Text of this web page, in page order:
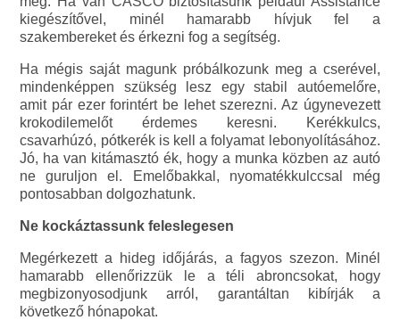
kiegészítővel, minél hamarabb hívjuk fel a
szakembereket és érkezni fog a segítség.
Ha mégis saját magunk próbálkozunk meg a cserével,
mindenképpen szükség lesz egy stabil autóemelőre,
amit pár ezer forintért be lehet szerezni. Az úgynevezett
krokodilemelőt érdemes keresni. Kerékkulcs,
csavarhúzó, pótkerék is kell a folyamat lebonyolításához.
Jó, ha van kitámasztó ék, hogy a munka közben az autó
ne guruljon el. Emelőbakkal, nyomatékkulccsal még
pontosabban dolgozhatunk.
Ne kockáztassunk feleslegesen
Megérkezett a hideg időjárás, a fagyos szezon. Minél
hamarabb ellenőrizzük le a téli abroncsokat, hogy
megbizonyosodjunk arról, garantáltan kibírják a
következő hónapokat.